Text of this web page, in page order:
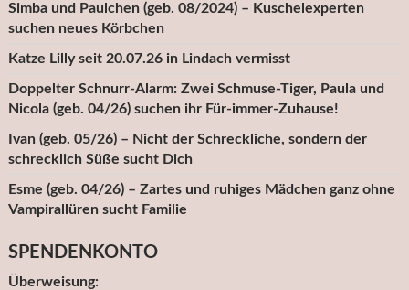
Simba und Paulchen (geb. 08/2024) – Kuschelexperten
suchen neues Körbchen
Katze Lilly seit 20.07.26 in Lindach vermisst
Doppelter Schnurr-Alarm: Zwei Schmuse-Tiger, Paula und
Nicola (geb. 04/26) suchen ihr Für-immer-Zuhause!
Ivan (geb. 05/26) – Nicht der Schreckliche, sondern der
schrecklich Süße sucht Dich
Esme (geb. 04/26) – Zartes und ruhiges Mädchen ganz ohne
Vampirallüren sucht Familie
SPENDENKONTO
Überweisung: